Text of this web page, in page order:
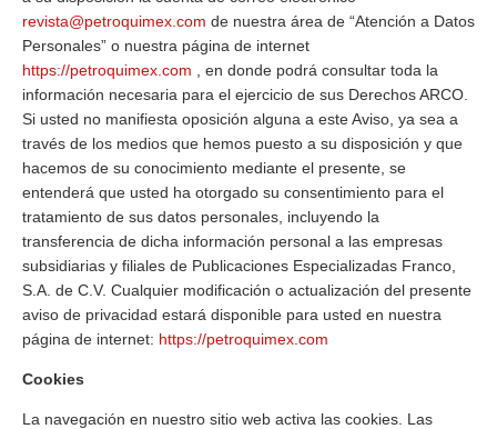
revista@petroquimex.com de nuestra área de “Atención a Datos
Personales” o nuestra página de internet
https://petroquimex.com , en donde podrá consultar toda la
información necesaria para el ejercicio de sus Derechos ARCO.
Si usted no manifiesta oposición alguna a este Aviso, ya sea a
través de los medios que hemos puesto a su disposición y que
hacemos de su conocimiento mediante el presente, se
entenderá que usted ha otorgado su consentimiento para el
tratamiento de sus datos personales, incluyendo la
transferencia de dicha información personal a las empresas
subsidiarias y filiales de Publicaciones Especializadas Franco,
S.A. de C.V. Cualquier modificación o actualización del presente
aviso de privacidad estará disponible para usted en nuestra
página de internet: https://petroquimex.com
Cookies
La navegación en nuestro sitio web activa las cookies. Las